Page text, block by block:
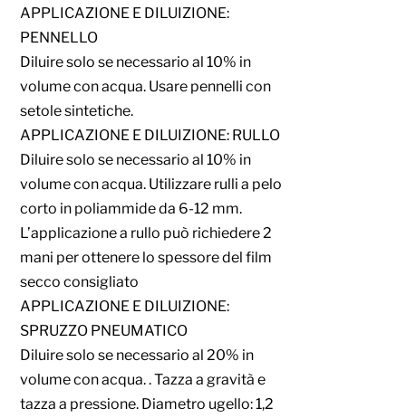
APPLICAZIONE E DILUIZIONE:
PENNELLO
Diluire solo se necessario al 10% in
volume con acqua. Usare pennelli con
setole sintetiche.
APPLICAZIONE E DILUIZIONE: RULLO
Diluire solo se necessario al 10% in
volume con acqua. Utilizzare rulli a pelo
corto in poliammide da 6-12 mm.
L’applicazione a rullo può richiedere 2
mani per ottenere lo spessore del film
secco consigliato
APPLICAZIONE E DILUIZIONE:
SPRUZZO PNEUMATICO
Diluire solo se necessario al 20% in
volume con acqua. . Tazza a gravità e
tazza a pressione. Diametro ugello: 1,2